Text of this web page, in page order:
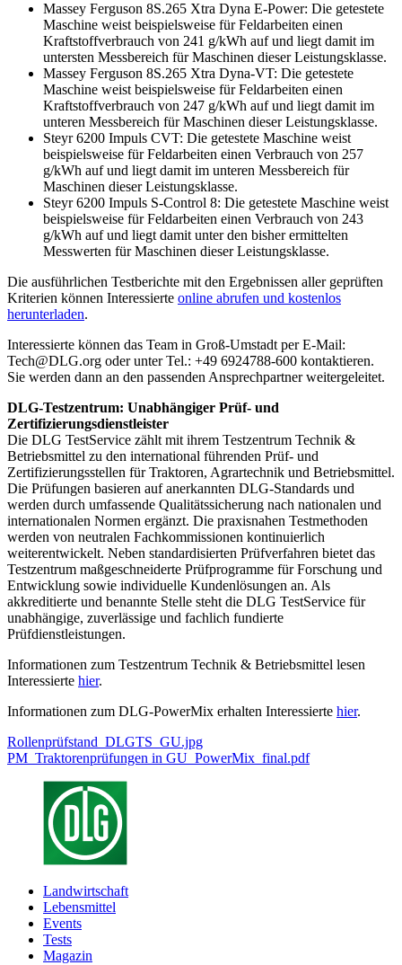
Massey Ferguson 8S.265 Xtra Dyna E-Power: Die getestete
Maschine weist beispielsweise für Feldarbeiten einen
Kraftstoffverbrauch von 241 g/kWh auf und liegt damit im
untersten Messbereich für Maschinen dieser Leistungsklasse.
Massey Ferguson 8S.265 Xtra Dyna-VT: Die getestete
Maschine weist beispielsweise für Feldarbeiten einen
Kraftstoffverbrauch von 247 g/kWh auf und liegt damit im
unteren Messbereich für Maschinen dieser Leistungsklasse.
Steyr 6200 Impuls CVT: Die getestete Maschine weist
beispielsweise für Feldarbeiten einen Verbrauch von 257
g/kWh auf und liegt damit im unteren Messbereich für
Maschinen dieser Leistungsklasse.
Steyr 6200 Impuls S-Control 8: Die getestete Maschine weist
beispielsweise für Feldarbeiten einen Verbrauch von 243
g/kWh auf und liegt damit unter den bisher ermittelten
Messwerten für Maschinen dieser Leistungsklasse.
Die ausführlichen Testberichte mit den Ergebnissen aller geprüften
Kriterien können Interessierte online abrufen und kostenlos
herunterladen.
Interessierte können das Team in Groß-Umstadt per E-Mail:
Tech@DLG.org oder unter Tel.: +49 6924788-600 kontaktieren.
Sie werden dann an den passenden Ansprechpartner weitergeleitet.
DLG-Testzentrum: Unabhängiger Prüf- und
Zertifizierungsdienstleister
Die DLG TestService zählt mit ihrem Testzentrum Technik &
Betriebsmittel zu den international führenden Prüf- und
Zertifizierungsstellen für Traktoren, Agrartechnik und Betriebsmittel.
Die Prüfungen basieren auf anerkannten DLG-Standards und
werden durch umfassende Qualitätssicherung nach nationalen und
internationalen Normen ergänzt. Die praxisnahen Testmethoden
werden von neutralen Fachkommissionen kontinuierlich
weiterentwickelt. Neben standardisierten Prüfverfahren bietet das
Testzentrum maßgeschneiderte Prüfprogramme für Forschung und
Entwicklung sowie individuelle Kundenlösungen an. Als
akkreditierte und benannte Stelle steht die DLG TestService für
unabhängige, zuverlässige und fachlich fundierte
Prüfdienstleistungen.
Informationen zum Testzentrum Technik & Betriebsmittel lesen
Interessierte hier.
Informationen zum DLG-PowerMix erhalten Interessierte hier.
Rollenprüfstand_DLGTS_GU.jpg
PM_Traktorenprüfungen in GU_PowerMix_final.pdf
Landwirtschaft
Lebensmittel
Events
Tests
Magazin